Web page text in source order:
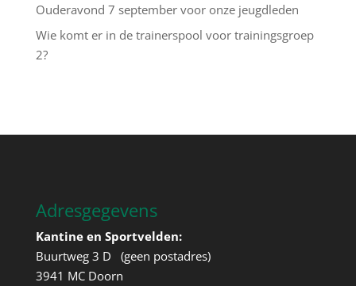
Ouderavond 7 september voor onze jeugdleden
Wie komt er in de trainerspool voor trainingsgroep
2?
Adresgegevens
Kantine en Sportvelden:
Buurtweg 3 D (geen postadres)
3941 MC Doorn